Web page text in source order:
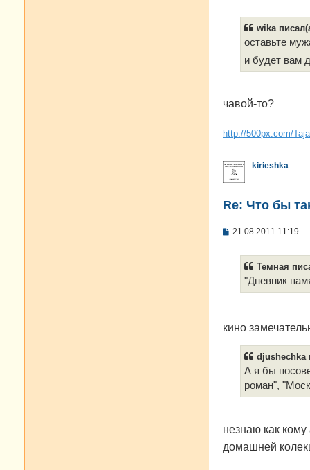
wika
оставьте
и будет вам
чавой-то?
http://500px.com/
kirieshka
Re: Что бы
С
21.08.2011 11:19
Темная
"Дневник
кино
djushechka
А я бы
роман",
незнаю как
домашней